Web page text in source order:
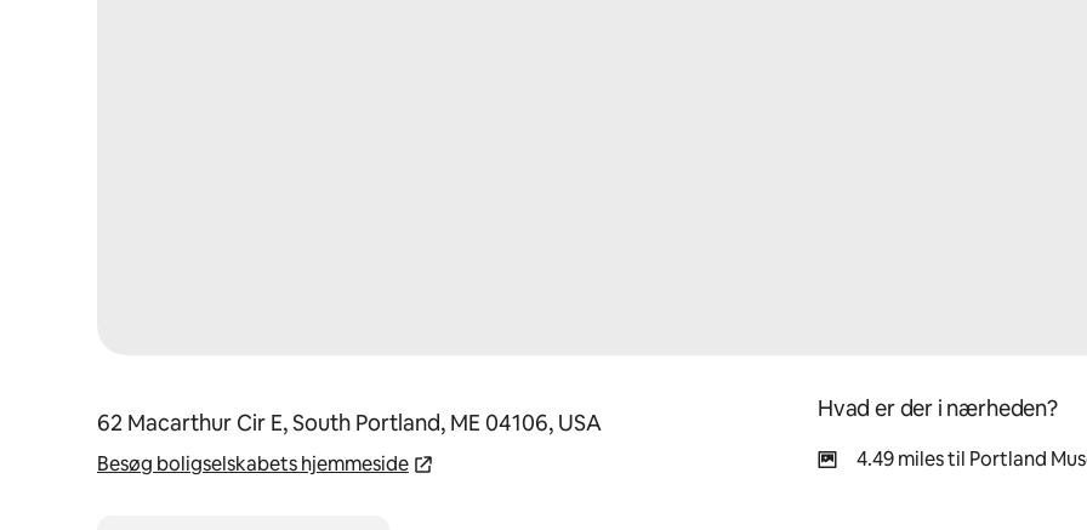
62 Macarthur Cir E, South Portland, ME 04106, USA
Besøg boligselskabets hjemmeside
Hvad er der i nærheden?
4.49 miles til Portland